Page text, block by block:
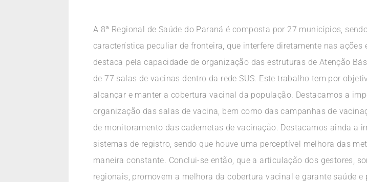
A 8ª Regional de Saúde do Paraná é composta por 27 municípios,
característica peculiar de fronteira, que interfere diretamente nas
destaca pela capacidade de organização das estruturas de Atenção
de 77 salas de vacinas dentro da rede SUS. Este trabalho tem por
alcançar e manter a cobertura vacinal da população. Destacamos a
organização das salas de vacina, bem como das campanhas de
de monitoramento das cadernetas de vacinação. Destacamos ainda
sistemas de registro, sendo que houve uma perceptível melhora das
maneira constante. Conclui-se então, que a articulação dos gestores,
regionais, promovem a melhora da cobertura vacinal e garante saúde